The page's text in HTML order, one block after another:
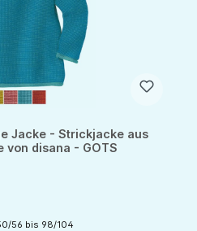
Jacke - Strickjacke aus
von disana - GOTS
56 bis 98/104